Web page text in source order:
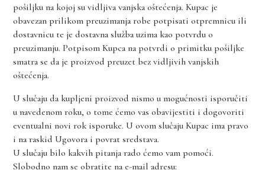
pošiljku na kojoj su vidljiva vanjska oštećenja. Kupac je
obavezan prilikom preuzimanja robe potpisati otpremnicu ili
dostavnicu te je dostavna služba uzima kao potvrdu o
preuzimanju. Potpisom Kupca na potvrdi o primitku pošiljke
smatra se da je proizvod preuzet bez vidljivih vanjskih
oštećenja.
U slučaju da kupljeni proizvod nismo u mogućnosti isporučiti
u navedenom roku, o tome ćemo vas obavijestiti i dogovoriti
eventualni novi rok isporuke. U ovom slučaju Kupac ima pravo
i na raskid Ugovora i povrat sredstava.
U slučaju bilo kakvih pitanja rado ćemo vam pomoći.
Slobodno nam se obratite na e-mail adresu: